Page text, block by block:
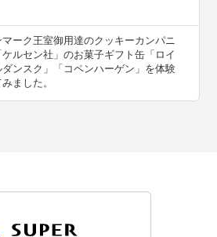
マーク王室御用達のクッキーカンパニ
ケルセン社」のお菓子ギフト缶「ロイ
ダンスク」「コペンハーゲン」を体験
ました。